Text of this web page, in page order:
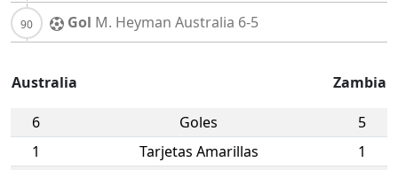
Gol M. Heyman Australia 6-5
Australia Zambia
6 Goles
5
1
Tarjetas Amarillas
1